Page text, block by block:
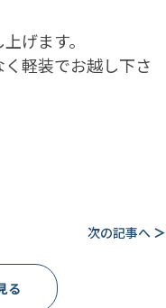
げます。
軽装でお越し下さ
る
次の記事へ ＞